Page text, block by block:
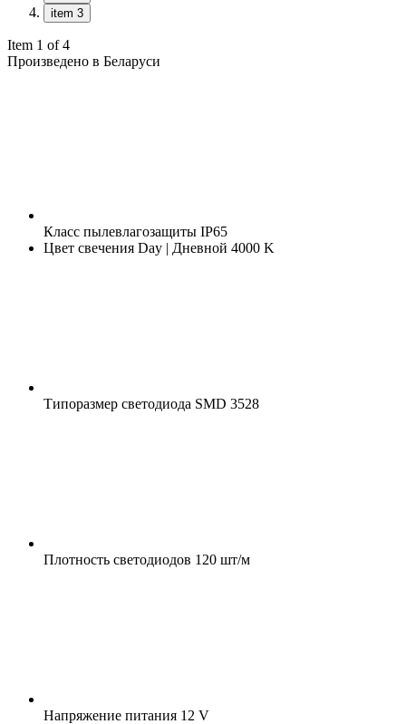
item 3
Item 1 of 4
Произведено в Беларуси
Класс пылевлагозащиты IP65
Цвет свечения Day | Дневной 4000 K
Типоразмер светодиода SMD 3528
Плотность светодиодов 120 шт/м
Напряжение питания 12 V